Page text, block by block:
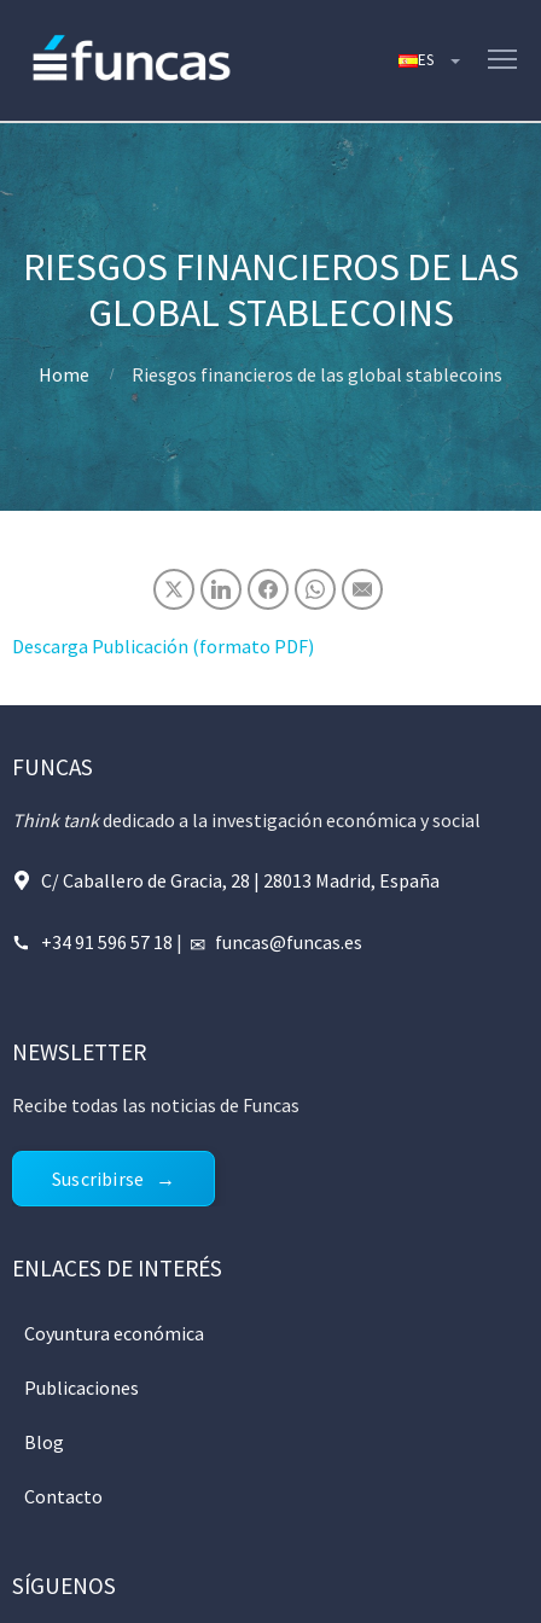
RIESGOS FINANCIEROS DE LAS
GLOBAL STABLECOINS
Home Riesgos financieros de las global stablecoins
Descarga Publicación (formato PDF)
FUNCAS
Think tankdedicado a la investigación económica y social
C/ Caballero de Gracia, 28 | 28013 Madrid, España
+34 91 596 57 18 | funcas@funcas.es
NEWSLETTER
Recibe todas las noticias de Funcas
Suscribirse
ENLACES DE INTERÉS
Coyuntura económica
Publicaciones
Blog
Contacto
SÍGUENOS